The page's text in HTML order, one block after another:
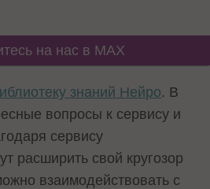
на нас в MAX
знаний Нейро. В
вопросы к сервису и
сервису
расширить свой кругозор
взаимодействовать с